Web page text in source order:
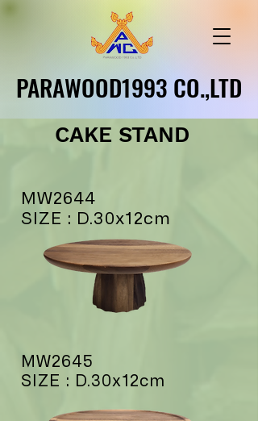
PARAWOOD1993 CO.,LTD
PARAWOOD1993 CO.,LTD
CAKE STAND
MW2644
SIZE : D.30x12cm
MW2645
SIZE : D.30x12cm